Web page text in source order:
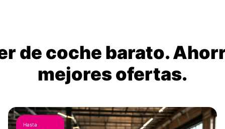
de coche barato.
mejores ofertas.
Hasta